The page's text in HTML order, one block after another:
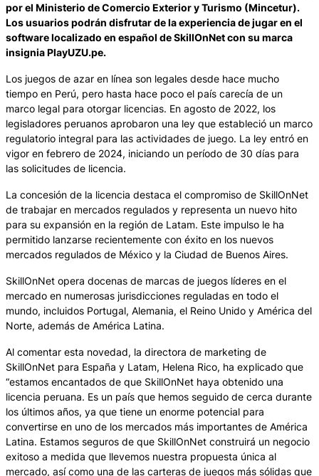
por el Ministerio de Comercio Exterior y Turismo (Mincetur).
Los usuarios podrán disfrutar de la experiencia de jugar en el
software localizado en español de SkillOnNet con su marca
insignia PlayUZU.pe.
Los juegos de azar en línea son legales desde hace mucho
tiempo en Perú, pero hasta hace poco el país carecía de un
marco legal para otorgar licencias. En agosto de 2022, los
legisladores peruanos aprobaron una ley que estableció un marco
regulatorio integral para las actividades de juego. La ley entró en
vigor en febrero de 2024, iniciando un período de 30 días para
las solicitudes de licencia.
La concesión de la licencia destaca el compromiso de SkillOnNet
de trabajar en mercados regulados y representa un nuevo hito
para su expansión en la región de Latam. Este impulso le ha
permitido lanzarse recientemente con éxito en los nuevos
mercados regulados de México y la Ciudad de Buenos Aires.
SkillOnNet opera docenas de marcas de juegos líderes en el
mercado en numerosas jurisdicciones reguladas en todo el
mundo, incluidos Portugal, Alemania, el Reino Unido y América del
Norte, además de América Latina.
Al comentar esta novedad, la directora de marketing de
SkillOnNet para España y Latam, Helena Rico, ha explicado que
“estamos encantados de que SkillOnNet haya obtenido una
licencia peruana. Es un país que hemos seguido de cerca durante
los últimos años, ya que tiene un enorme potencial para
convertirse en uno de los mercados más importantes de América
Latina. Estamos seguros de que SkillOnNet construirá un negocio
exitoso a medida que llevemos nuestra propuesta única al
mercado, así como una de las carteras de juegos más sólidas que